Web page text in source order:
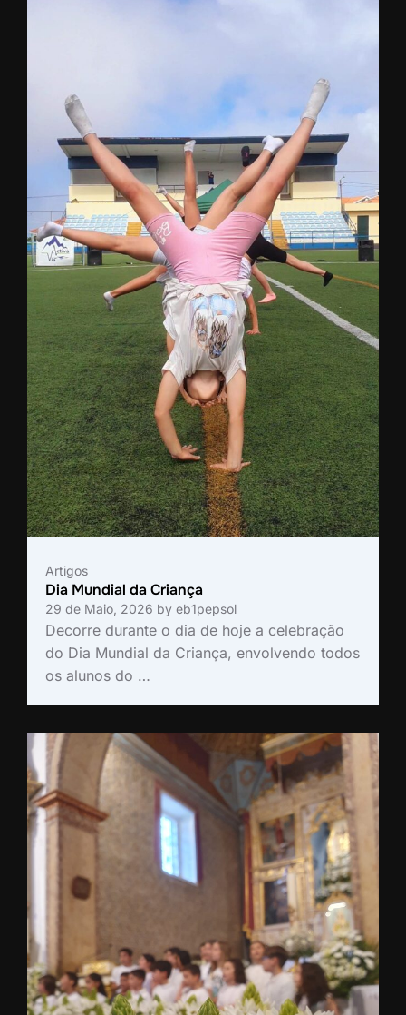
Artigos
Dia Mundial da Criança
29 de Maio, 2026 by eb1pepsol
Decorre durante o dia de hoje a celebração
do Dia Mundial da Criança, envolvendo todos
os alunos do …